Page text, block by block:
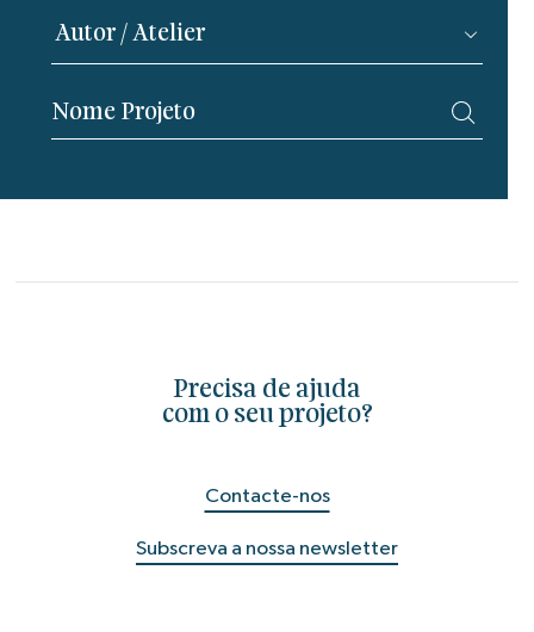
Precisa de ajuda
com o seu projeto?
Contacte-nos
Subscreva a nossa newsletter